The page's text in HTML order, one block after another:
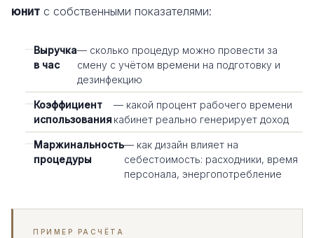
юнит с собственными показателями:
Выручка
в час
— сколько процедур можно провести за
смену с учётом времени на подготовку и
дезинфекцию
Коэффициент
использования
— какой процент рабочего времени
кабинет реально генерирует доход
Маржинальность
процедуры
— как дизайн влияет на
себестоимость: расходники, время
персонала, энергопотребление
ПРИМЕР РАСЧЁТА